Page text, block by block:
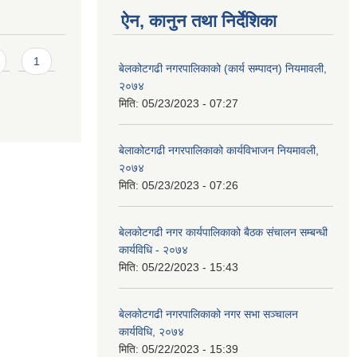
1
ऐन, कानुन तथा निर्देशिका
बेलकोटगढी नगरपालिकाको (कार्य सम्पादन) नियमावली,
२०७४
मिति: 05/23/2023 - 07:27
बेलाकोटगढी नगरपालिकाको कार्यविभाजन नियमावली,
२०७४
मिति: 05/23/2023 - 07:26
बेलकोटगढी नगर कार्यपालिकाको बैठक संचालन सम्बन्धी
कार्यविधि - २०७४
मिति: 05/22/2023 - 15:43
बेलकोटगढी नगरपालिकाको नगर सभा सञ्चालन
कार्यविधि, २०७४
मिति: 05/22/2023 - 15:39